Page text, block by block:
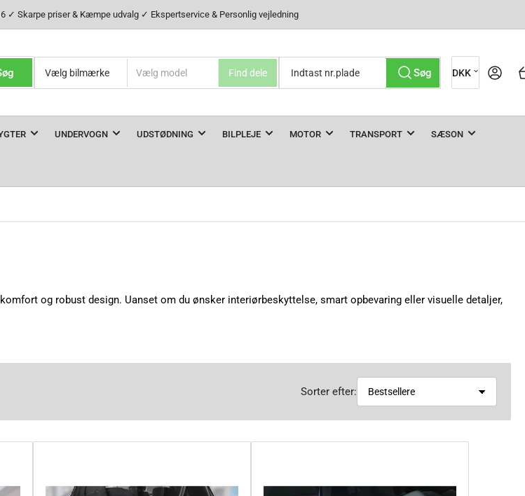
✓ Skarpe priser & Kæmpe udvalg ✓ Ekspertservice & Personlig vejledning
Find dele Søg
L
a
d
DKK Log ind
UNDERVOGN UDSTØDNING BILPLEJE MOTOR TRANSPORT SÆSON
og robust design. Uanset om du ønsker interiørbeskyttelse, smart opbevaring eller visuelle detaljer,
Sorter efter: